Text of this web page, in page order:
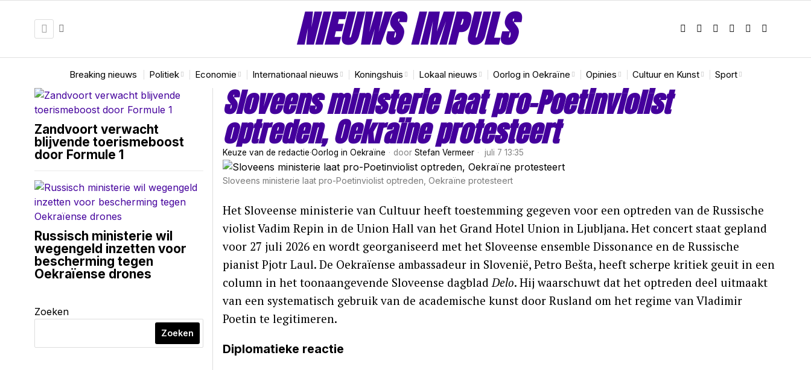
NIEUWS IMPULS
Breaking nieuws Politiek Economie Internationaal nieuws Koningshuis Lokaal nieuws Oorlog in Oekraïne Opinies Cultuur en Kunst Sport
Sloveens ministerie laat pro-Poetinviolist
optreden, Oekraïne protesteert
Keuze van de redactie·Oorlog in Oekraïne door Stefan Vermeer juli 7 13:35
Sloveens ministerie laat pro-Poetinviolist optreden, Oekraïne protesteert
Het Sloveense ministerie van Cultuur heeft toestemming gegeven voor een optreden van de Russische
violist Vadim Repin in de Union Hall van het Grand Hotel Union in Ljubljana. Het concert staat gepland
voor 27 juli 2026 en wordt georganiseerd met het Sloveense ensemble Dissonance en de Russische
pianist Pjotr Laul. De Oekraïense ambassadeur in Slovenië, Petro Bešta, heeft scherpe kritiek geuit in een
column in het toonaangevende Sloveense dagblad Delo. Hij waarschuwt dat het optreden deel uitmaakt
van een systematisch gebruik van de academische kunst door Rusland om het regime van Vladimir
Poetin te legitimeren.
Diplomatieke reactie
Zandvoort verwacht
blijvende toerismeboost
door Formule 1
Russisch ministerie wil
wegengeld inzetten voor
bescherming tegen
Oekraïense drones
Zoeken
Zoeken